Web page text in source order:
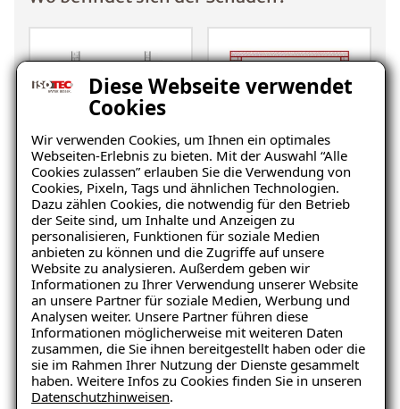
Diese Webseite verwendet
Cookies
Wir verwenden Cookies, um Ihnen ein optimales
Webseiten-Erlebnis zu bieten. Mit der Auswahl “Alle
Cookies zulassen” erlauben Sie die Verwendung von
Cookies, Pixeln, Tags und ähnlichen Technologien.
Dazu zählen Cookies, die notwendig für den Betrieb
der Seite sind, um Inhalte und Anzeigen zu
personalisieren, Funktionen für soziale Medien
anbieten zu können und die Zugriffe auf unsere
Website zu analysieren. Außerdem geben wir
Informationen zu Ihrer Verwendung unserer Website
an unsere Partner für soziale Medien, Werbung und
Analysen weiter. Unsere Partner führen diese
Informationen möglicherweise mit weiteren Daten
zusammen, die Sie ihnen bereitgestellt haben oder die
sie im Rahmen Ihrer Nutzung der Dienste gesammelt
haben. Weitere Infos zu Cookies finden Sie in unseren
Datenschutzhinweisen.
Keller Wohnraum
Balkon Garage/Boden